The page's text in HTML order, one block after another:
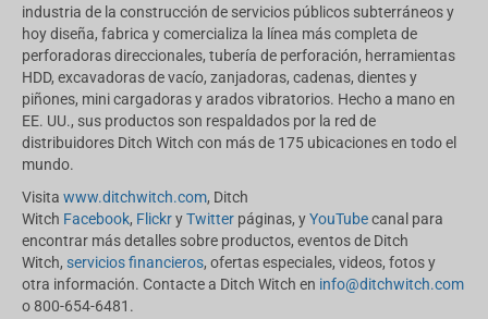
industria de la construcción de servicios públicos subterráneos y
hoy diseña, fabrica y comercializa la línea más completa de
perforadoras direccionales, tubería de perforación, herramientas
HDD, excavadoras de vacío, zanjadoras, cadenas, dientes y
piñones, mini cargadoras y arados vibratorios. Hecho a mano en
EE. UU., sus productos son respaldados por la red de
distribuidores Ditch Witch con más de 175 ubicaciones en todo el
mundo.
Visita www.ditchwitch.com, Ditch
Witch Facebook, FlickryTwitter páginas, yYouTubecanal para
encontrar más detalles sobre productos, eventos de Ditch
Witch, servicios financieros, ofertas especiales, videos, fotos y
otra información. Contacte a Ditch Witch en info@ditchwitch.com
o 800-654-6481.